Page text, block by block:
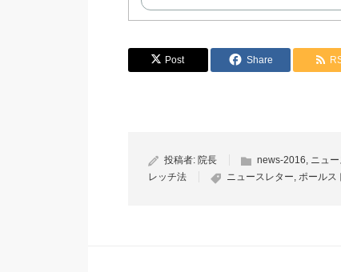
Post Share
投稿者: 院長 news-2016, ニュ
レッチ法
ニュースレター, ポールス